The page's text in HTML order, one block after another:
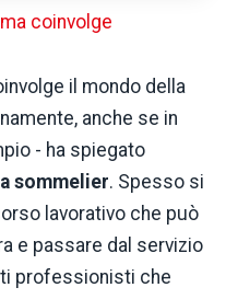
coinvolge
il mondo della
anche se in
- ha spiegato
sommelier. Spesso si
lavorativo che può
e passare dal servizio
professionisti che